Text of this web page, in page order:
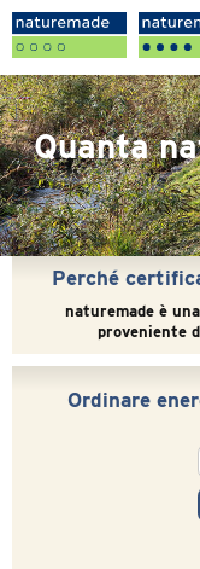
Quanta
Perché
naturemade è
proveniente
Ordinare